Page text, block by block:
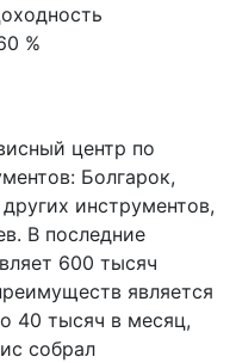
%
центр по
Болгарок,
инструментов,
В последние
600 тысяч
является
40 тысяч в месяц,
собрал